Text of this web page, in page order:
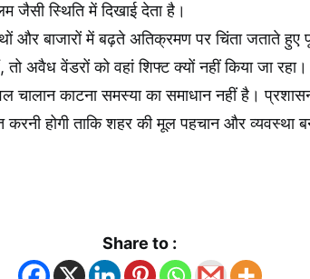
जैसी स्थिति में दिखाई देता है।
और बाजारों में बढ़ते अतिक्रमण पर चिंता जताते हुए
अवैध वेंडरों को वहां शिफ्ट क्यों नहीं किया जा रहा।
चालान काटना समस्या का समाधान नहीं है।
करनी होगी ताकि शहर की मूल पहचान और व्यवस्था
Share to :